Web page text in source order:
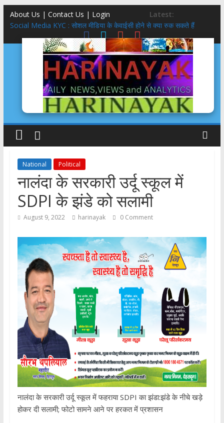
About Us | Contact Us | Login
Latest:
Social Media KYC : सोशल मीडिया के केवाईसी होने से क्या रुक सकते हैं
अपराध?
इतिहास लेखन में दृष्टि
तीलू रौतेली पुरस्कार 51 हजार से 75 हजार, आंगनबाड़ी कार्यकत्री पुरस्कार 51
हजार से 61 हजार: मुमं धामी
मिलेनियल्स गंवाने वाली कांग्रेस साध पायेगी GEN-Z?
5 स्टार होटल,बासी दूध,फंफूद लगी सब्ज़ियां, शाकाहार-मांसाहार गड्ड-मड्ड….
National Political
नालंदा के सरकारी उर्दू स्कूल में
SDPI के झंडे को सलामी
August 9, 2022 harinayak 0 Comment
नालंदा के सरकारी उर्दू स्कूल में फहराया SDPI का झंडा:झंडे के नीचे खड़े
होकर दी सलामी; फोटो सामने आने पर हरकत में प्रशासन